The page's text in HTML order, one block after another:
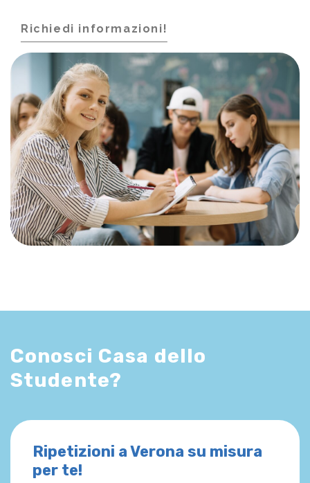
Richiedi informazioni!
Conosci Casa dello
Studente?
Ripetizioni a Verona su misura
per te!